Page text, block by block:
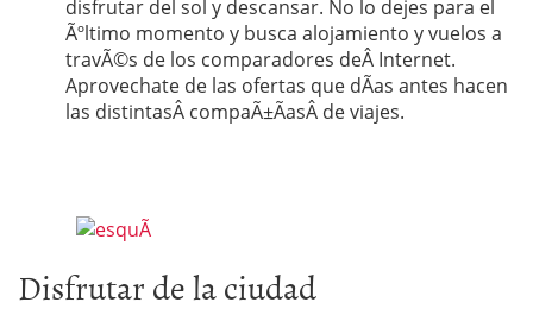
disfrutar del sol y descansar. No lo dejes para el
Ãºltimo momento y busca alojamiento y vuelos a
travÃ©s de los comparadores deÂ Internet.
Aprovechate de las ofertas que dÃ­as antes hacen
las distintasÂ compaÃ±Ã­asÂ de viajes.
Disfrutar de la ciudad